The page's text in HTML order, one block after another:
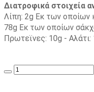
Διατροφικά στοιχεία
Λίπη: 2g Εκ των οποίων
78g Εκ των οποίων
Πρωτεϊνες: 10g - Αλάτι: